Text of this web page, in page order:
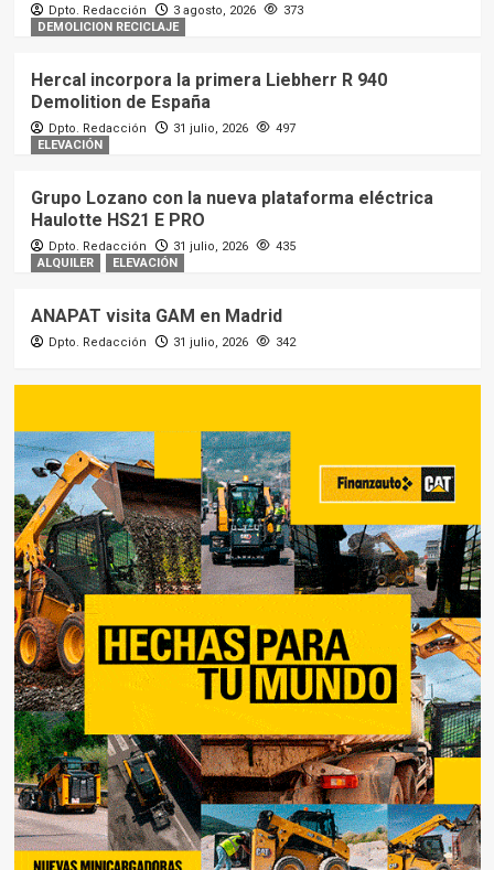
Dpto. Redacción 3 agosto, 2026
373
DEMOLICION RECICLAJE
Hercal incorpora la primera Liebherr R 940
Demolition de España
Dpto. Redacción 31 julio, 2026
497
ELEVACIÓN
Grupo Lozano con la nueva plataforma eléctrica
Haulotte HS21 E PRO
Dpto. Redacción 31 julio, 2026
435
ALQUILER
ELEVACIÓN
ANAPAT visita GAM en Madrid
Dpto. Redacción 31 julio, 2026 342